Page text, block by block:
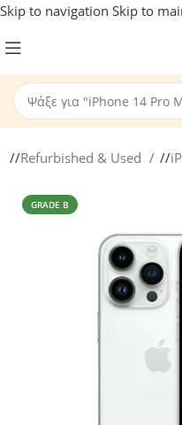
Skip to navigation Skip to
/ Refurbished & Used /
GRADE B